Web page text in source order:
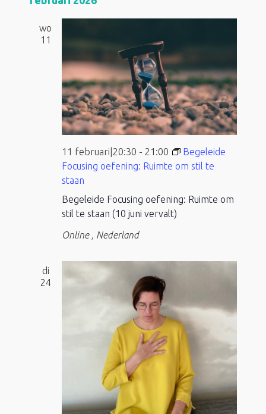
wo
11
Begeleide Focusing oefening: Ruimte om
stil te staan (10 juni vervalt)
11 februari|20:30 - 21:00
Begeleide
Focusing oefening: Ruimte om stil te
staan
Online , Nederland
di
24